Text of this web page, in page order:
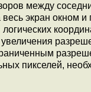
между
экран окном
пикселей,